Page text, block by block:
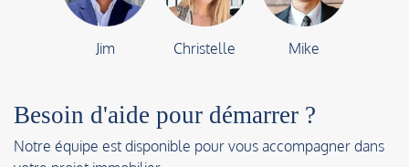
Jim Christelle Mike
Besoin d'aide pour démarrer ?
Notre équipe est disponible pour vous accompagner dans